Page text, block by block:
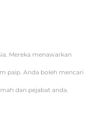
Mereka menawarkan
paip. Anda boleh mencari
dan pejabat anda.